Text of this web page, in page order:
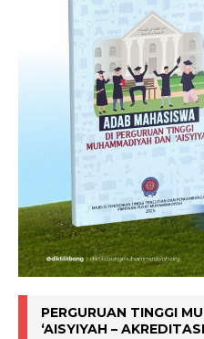
PERGURUAN TINGGI
‘AISYIYAH –